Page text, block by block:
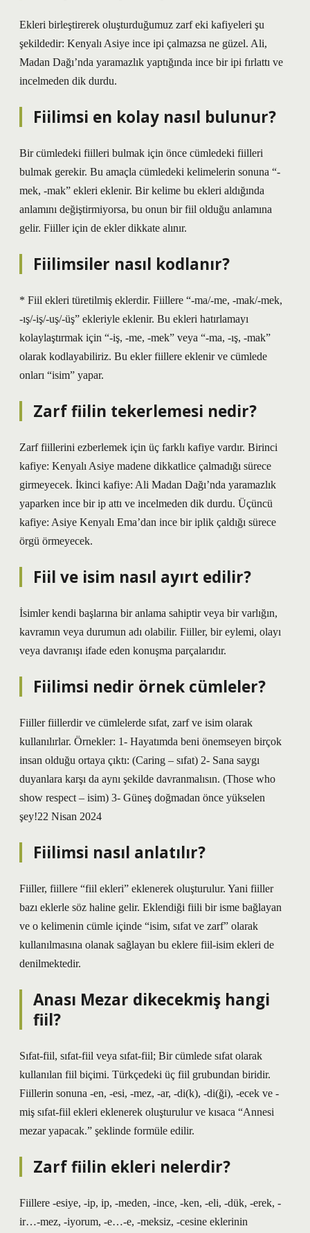
Ekleri birleştirerek oluşturduğumuz zarf eki kafiyeleri şu
şekildedir: Kenyalı Asiye ince ipi çalmazsa ne güzel. Ali,
Madan Dağı’nda yaramazlık yaptığında ince bir ipi fırlattı ve
incelmeden dik durdu.
Fiilimsi en kolay nasıl bulunur?
Bir cümledeki fiilleri bulmak için önce cümledeki fiilleri
bulmak gerekir. Bu amaçla cümledeki kelimelerin sonuna “-
mek, -mak” ekleri eklenir. Bir kelime bu ekleri aldığında
anlamını değiştirmiyorsa, bu onun bir fiil olduğu anlamına
gelir. Fiiller için de ekler dikkate alınır.
Fiilimsiler nasıl kodlanır?
* Fiil ekleri türetilmiş eklerdir. Fiillere “-ma/-me, -mak/-mek,
-ış/-iş/-uş/-üş” ekleriyle eklenir. Bu ekleri hatırlamayı
kolaylaştırmak için “-iş, -me, -mek” veya “-ma, -ış, -mak”
olarak kodlayabiliriz. Bu ekler fiillere eklenir ve cümlede
onları “isim” yapar.
Zarf fiilin tekerlemesi nedir?
Zarf fiillerini ezberlemek için üç farklı kafiye vardır. Birinci
kafiye: Kenyalı Asiye madene dikkatlice çalmadığı sürece
girmeyecek. İkinci kafiye: Ali Madan Dağı’nda yaramazlık
yaparken ince bir ip attı ve incelmeden dik durdu. Üçüncü
kafiye: Asiye Kenyalı Ema’dan ince bir iplik çaldığı sürece
örgü örmeyecek.
Fiil ve isim nasıl ayırt edilir?
İsimler kendi başlarına bir anlama sahiptir veya bir varlığın,
kavramın veya durumun adı olabilir. Fiiller, bir eylemi, olayı
veya davranışı ifade eden konuşma parçalarıdır.
Fiilimsi nedir örnek cümleler?
Fiiller fiillerdir ve cümlelerde sıfat, zarf ve isim olarak
kullanılırlar. Örnekler: 1- Hayatımda beni önemseyen birçok
insan olduğu ortaya çıktı: (Caring – sıfat) 2- Sana saygı
duyanlara karşı da aynı şekilde davranmalısın. (Those who
show respect – isim) 3- Güneş doğmadan önce yükselen
şey!22 Nisan 2024
Fiilimsi nasıl anlatılır?
Fiiller, fiillere “fiil ekleri” eklenerek oluşturulur. Yani fiiller
bazı eklerle söz haline gelir. Eklendiği fiili bir isme bağlayan
ve o kelimenin cümle içinde “isim, sıfat ve zarf” olarak
kullanılmasına olanak sağlayan bu eklere fiil-isim ekleri de
denilmektedir.
Anası Mezar dikecekmiş hangi
fiil?
Sıfat-fiil, sıfat-fiil veya sıfat-fiil; Bir cümlede sıfat olarak
kullanılan fiil biçimi. Türkçedeki üç fiil grubundan biridir.
Fiillerin sonuna -en, -esi, -mez, -ar, -di(k), -di(ği), -ecek ve -
miş sıfat-fiil ekleri eklenerek oluşturulur ve kısaca “Annesi
mezar yapacak.” şeklinde formüle edilir.
Zarf fiilin ekleri nelerdir?
Fiillere -esiye, -ip, ip, -meden, -ince, -ken, -eli, -dük, -erek, -
ir…-mez, -iyorum, -e…-e, -meksiz, -cesine eklerinin